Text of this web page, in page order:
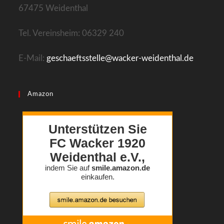
67475 Weidenthal
Tel. Vereinsheim: 06329 240
E-Mail: geschaeftsstelle@wacker-weidenthal.de
Amazon